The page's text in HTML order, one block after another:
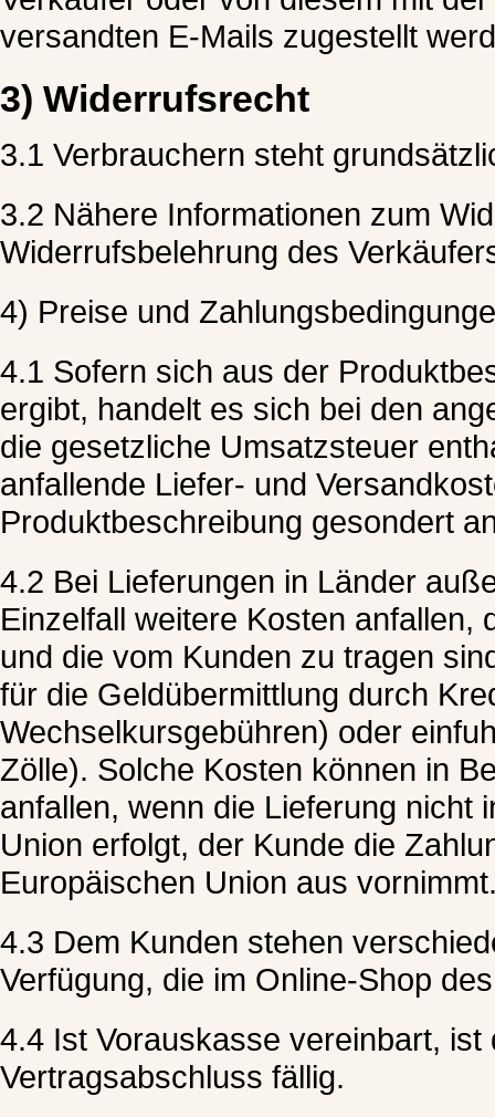
versandten E-Mails zugestellt
3) Widerrufsrecht
3.1 Verbrauchern steht
3.2 Nähere Informationen zum
Widerrufsbelehrung des
4) Preise und
4.1 Sofern sich aus der
ergibt, handelt es sich bei den
die gesetzliche Umsatzsteuer
anfallende Liefer- und
Produktbeschreibung gesondert
4.2 Bei Lieferungen in Länder
Einzelfall weitere Kosten anfallen,
und die vom Kunden zu tragen
für die Geldübermittlung durch
Wechselkursgebühren) oder
Zölle). Solche Kosten können in
anfallen, wenn die Lieferung nicht
Union erfolgt, der Kunde die
Europäischen Union aus
4.3 Dem Kunden stehen
Verfügung, die im Online-Shop
4.4 Ist Vorauskasse vereinbart,
Vertragsabschluss fällig.